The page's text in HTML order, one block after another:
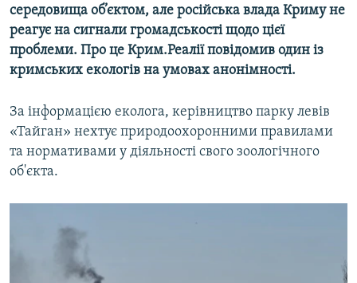
середовища об’єктом, але російська влада Криму не
реагує на сигнали громадськості щодо цієї
проблеми. Про це Крим.Реалії повідомив один із
кримських екологів на умовах анонімності.
За інформацією еколога, керівництво парку левів
«Тайган» нехтує природоохоронними правилами
та нормативами у діяльності свого зоологічного
об'єкта.